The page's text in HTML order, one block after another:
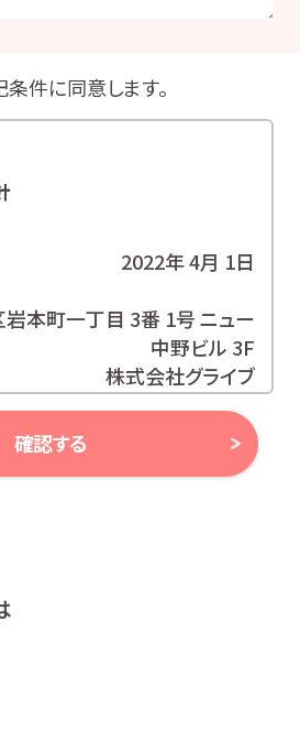
条件に同意します。
2022年 4月 1日
本町一丁目 3番 1号 ニュー
中野ビル 3F
株式会社グライブ
代表取締役 安田 潔
情報及び個人番号（以下「個人情報
護に関する関係諸法令、ガイドラ
取引業者の社内規程並びにこの
いたします。
確認する